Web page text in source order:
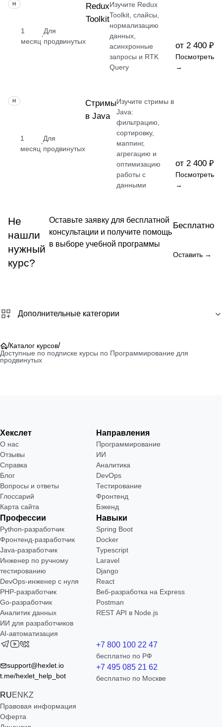
НАВЫК
1
месяц
·
Для
продвинутых
Redux
Toolkit
Изучите Redux
Toolkit, слайсы,
нормализацию
данных,
асинхронные
запросы и RTK
Query
от 2 400 ₽
Посмотреть
→
НАВЫК
1
месяц
·
Для
продвинутых
Стримы
в Java
Изучите стримы в
Java:
фильтрацию,
сортировку,
маппинг,
агрегацию и
оптимизацию
работы с
данными
от 2 400 ₽
Посмотреть
→
Не
нашли
нужный
курс?
Оставьте заявку для бесплатной
консультации и получите помощь
в выборе учебной программы
Бесплатно
Оставить →
Дополнительные категории
/Каталог курсов/
Доступные по подписке курсы по Программирование для
продвинутых
Хекслет
О нас
Отзывы
Справка
Блог
Вопросы и ответы
Глоссарий
Карта сайта
Направления
Программирование
ИИ
Аналитика
DevOps
Тестирование
Фронтенд
Бэкенд
Профессии
Python-разработчик
Фронтенд-разработчик
Java-разработчик
Инженер по ручному
тестированию
DevOps-инженер с нуля
РНР-разработчик
Go-разработчик
Аналитик данных
ИИ для разработчиков
AI-автоматизация
Навыки
Spring Boot
Docker
Typescript
Laravel
Django
React
Веб-разработка на Express
Postman
REST API в Node.js
support@hexlet.io
t.me/hexlet_help_bot
RUEN KZ
+7 800 100 22 47
бесплатно по РФ
+7 495 085 21 62
бесплатно по Москве
Правовая информация
Оферта